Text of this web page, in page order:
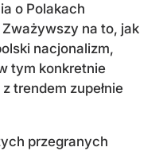
o Polakach
na to, jak
nacjonalizm,
tym konkretnie
trendem zupełnie
przegranych